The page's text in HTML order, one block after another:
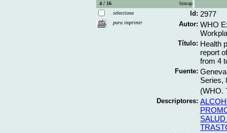
4 / 16
bincap
selecciona
para imprimir
Id: 2977
Autor: WHO
Título: Health
report
from 4
Fuente:
Series,
(WHO.
Descriptores: